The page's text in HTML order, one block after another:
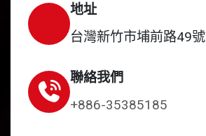
地址
台灣新竹市埔前路49號
聯絡我們
+886-35385185